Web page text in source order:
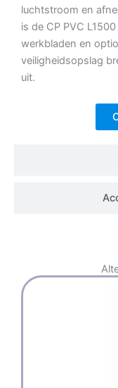
luchtstroom en
is de CP PVC
werkbladen en
veiligheidsopslag
uit.